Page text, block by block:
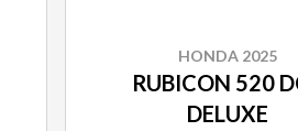
HONDA 2025
RUBICON 520
DELUXE